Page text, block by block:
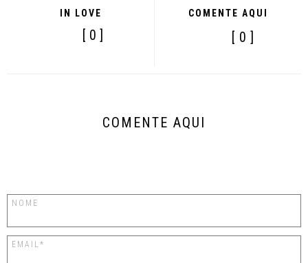
IN LOVE
[ 0 ]
COMENTE AQUI
[ 0 ]
COMENTE AQUI